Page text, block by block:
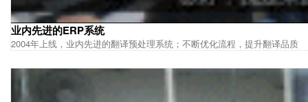
业内先进的ERP系统
2004年上线，业内先进的翻译预处理系统；不断优化流程，提升翻译品质